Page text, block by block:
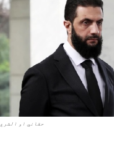
حقاني او الشرع